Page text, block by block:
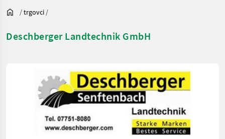
/trgovci /
Deschberger Landtechnik GmbH